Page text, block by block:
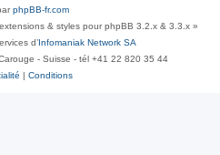
phpBB-fr.com
& styles pour phpBB 3.2.x & 3.3.x »
d’Infomaniak Network SA
- Suisse - tél +41 22 820 35 44
| Conditions